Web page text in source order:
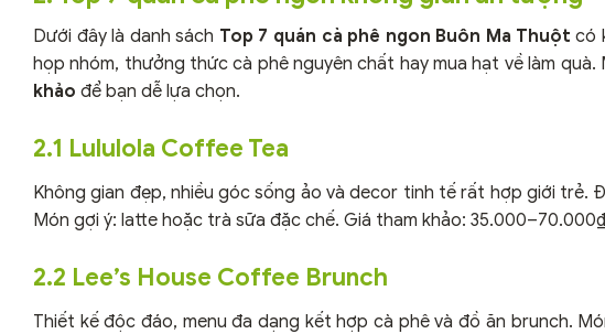
Dưới đây là danh sách Top 7 quán cà phê ngon Buôn Ma Thuột có
họp nhóm, thưởng thức cà phê nguyên chất hay mua hạt về làm quà.
khảo để bạn dễ lựa chọn.
2.1 Lululola Coffee Tea
Không gian đẹp, nhiều góc sống ảo và decor tinh tế rất hợp giới trẻ.
Món gợi ý: latte hoặc trà sữa đặc chế. Giá tham khảo:
2.2 Lee’s House Coffee Brunch
Thiết kế độc đáo, menu đa dạng kết hợp cà phê và đồ ăn brunch.